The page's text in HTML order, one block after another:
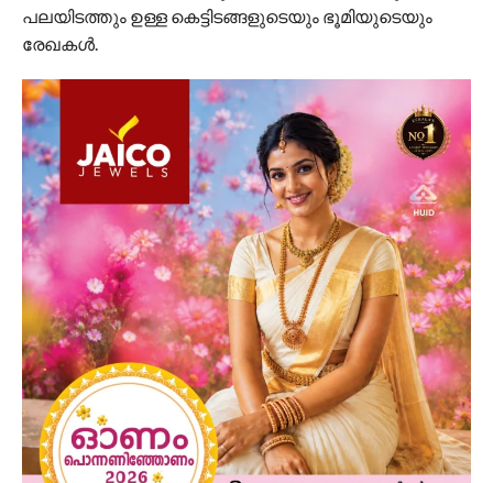
പലയിടത്തും ഉള്ള കെട്ടിടങ്ങളുടെയും ഭൂമിയുടെയും
രേഖകൾ.